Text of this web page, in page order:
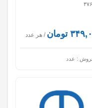
تومان / هر عدد
: عدد